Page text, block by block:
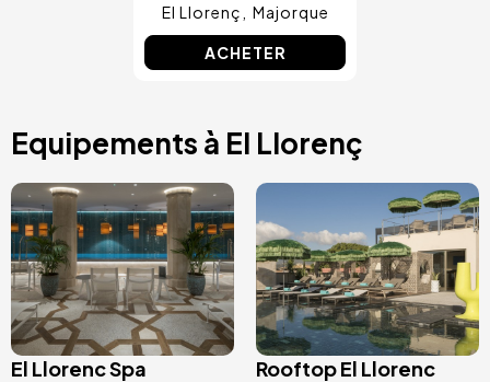
El Llorenç
Majorque
ACHETER
Equipements à El Llorenç
Image
El Llorenc Spa
Image
Rooftop El Llorenc